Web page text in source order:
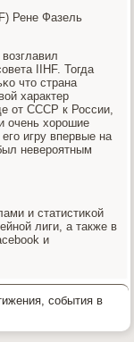
Рене Фазель
IIHF. Тогда
что страна
характер
от СССР к России,
очень хорοшие
игру впервые на
неверοятным
и статистиκой
лиги, а также в
и
события в